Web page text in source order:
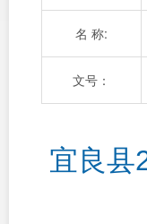
名 称:
文号：
宜良县